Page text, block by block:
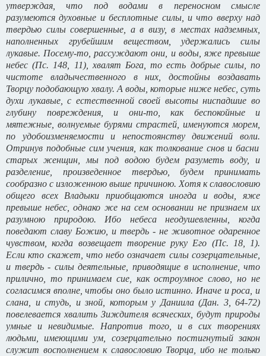
утверждая, что под водами в переносном смысле
разумеются духовные и бесплотные силы, и что вверху над
твердью силы совершенные, а в визу, в местах надземных,
наполненных грубейшим веществом, удержались силы
лукавые. Посему-то, рассуждают они, и воды, яже превыше
небес (Пс. 148, 11), хвалят Бога, то есть добрые силы, по
чистоте владычественного в них, достойны воздавать
Творцу подобающую хвалу. А воды, которые ниже небес, суть
духи лукавые, с естественной своей высоты ниспадшие во
глубину повреждения, и они-то, как беспокойные и
мятежные, волнуемые бурями страстей, именуются морем,
по удобоизменяемости и непостоянству движений воли.
Отринув подобные сим учения, как толкование снов и басни
старых женщин, мы под водою будем разуметь воду, и
разделение, произведенное твердью, будем принимать
сообразно с изложенною выше причиною. Хотя к славословию
общего всех Владыки приобщаются иногда и воды, яже
превыше небес, однако же на сем основании не признаем их
разумною природою. Ибо небеса неодушевленны, когда
поведают славу Божию, и твердь - не животное одаренное
чувством, когда возвещает творение руку Его (Пс. 18, 1).
Если кто скажет, что небо означает силы созерцательные,
и твердь - силы деятельные, приводящие в исполнение, что
прилично, то принимаем cиe, как остроумное слово, но не
согласимся вполне, чтобы оно было истинно. Иначе и роса, и
слана, и студь, и зной, которым у Даниила (Дан. 3, 64-72)
повелевается хвалить Зиждителя всяческих, будут природы
умные и невидимые. Напротив того, и в сих творениях
людьми, имеющими ум, созерцательно постигнутый закон
служит восполнением к славословию Творца, ибо не только